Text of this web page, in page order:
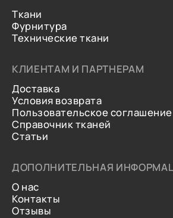
Ткани
Фурнитура
Технические ткани
КЛИЕНТАМ И ПАРТНЕРАМ
Доставка
Условия возврата
Пользовательское соглашение
Справочник тканей
Статьи
ДОПОЛНИТЕЛЬНАЯ
О нас
Контакты
Отзывы